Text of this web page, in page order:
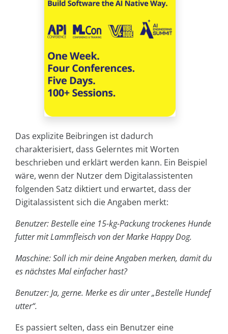
Das explizite Beibringen ist dadurch
charakterisiert, dass Gelerntes mit Worten
beschrieben und erklärt werden kann. Ein Beispiel
wäre, wenn der Nutzer dem Digitalassistenten
folgenden Satz diktiert und erwartet, dass der
Digitalassistent sich die Angaben merkt:
Benutzer: Bestelle eine 15-kg-Packung trockenes Hunde
futter mit Lammfleisch von der Marke Happy Dog.
Maschine: Soll ich mir deine Angaben merken, damit du
es nächstes Mal einfacher hast?
Benutzer: Ja, gerne. Merke es dir unter „Bestelle Hundef
utter“.
Es passiert selten, dass ein Benutzer eine